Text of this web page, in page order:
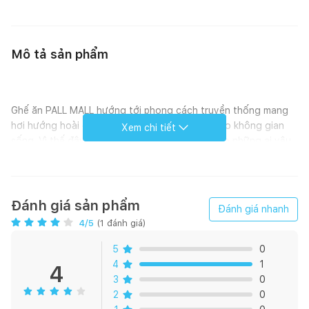
Mô tả sản phẩm
Ghế ăn PALL MALL hướng tới phong cách truyền thống mang
hơi hướng hoài cổ đem lại sự ấm áp, gần gũi cho không gian
sống. Vì thế đây sẽ là sự lựa chọn hoàn hảo cho những ai yêu
vuông cạnh truyền thống, kết hợp với lưng ghế cong mềm tạo
cảm giác hài hòa. Các thanh nối phần chân ghế không chỉ tạo
Chất liệu: Ghế được làm từ chất liệu gỗ cao su có tính chất
dẻo dai, mang đến độ bền bỉ cao.
Xem chi tiết
Đánh giá sản phẩm
4/5 (1 đánh giá)
Đánh giá nhanh
4
5
0
4
1
3
0
2
0